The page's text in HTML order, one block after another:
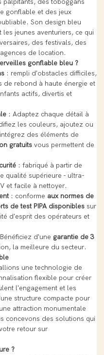
palpitants, des toboggans
gonflable et des jeux
Son design bleu
les jeunes aventuriers, ce qui
des festivals, des
de location.
gonflable bleu ?
: rempli d'obstacles difficiles,
de rebond à haute énergie et
actifs, divertis et
: Adaptez chaque détail à
les couleurs, ajoutez ou
des éléments de
gratuits vous permettent de
: fabriqué à partir de
qualité supérieure - ultra-
et facile à nettoyer.
: conforme aux normes de
de test PIPA disponibles sur
d'esprit des opérateurs et
d'une garantie de 3
la meilleure du secteur.
une technologie de
flexible pour créer
l'engagement et les
structure compacte pour
attraction monumentale
concevons des solutions qui
retour sur
?